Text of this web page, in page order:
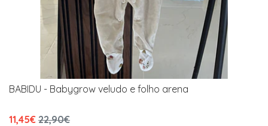
BABIDU - Babygrow veludo e folho arena
11,45€ 22,90€